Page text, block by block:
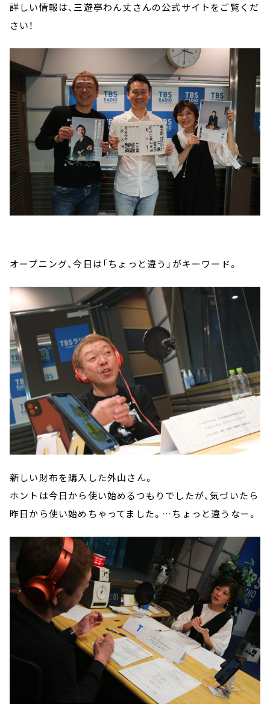
詳しい情報は、三遊亭わん丈さんの公式サイトをご覧くだ
さい！
オープニング、今日は「ちょっと違う」がキーワード。
新しい財布を購入した外山さん。
ホントは今日から使い始めるつもりでしたが、気づいたら
昨日から使い始めちゃってました。…ちょっと違うなー。